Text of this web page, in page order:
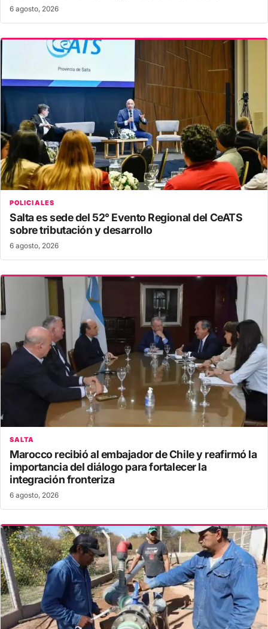
6 agosto, 2026
POLICIALES
Salta es sede del 52° Evento Regional del CeATS
sobre tributación y desarrollo
6 agosto, 2026
SALTA
Marocco recibió al embajador de Chile y reafirmó la
importancia del diálogo para fortalecer la
integración fronteriza
6 agosto, 2026